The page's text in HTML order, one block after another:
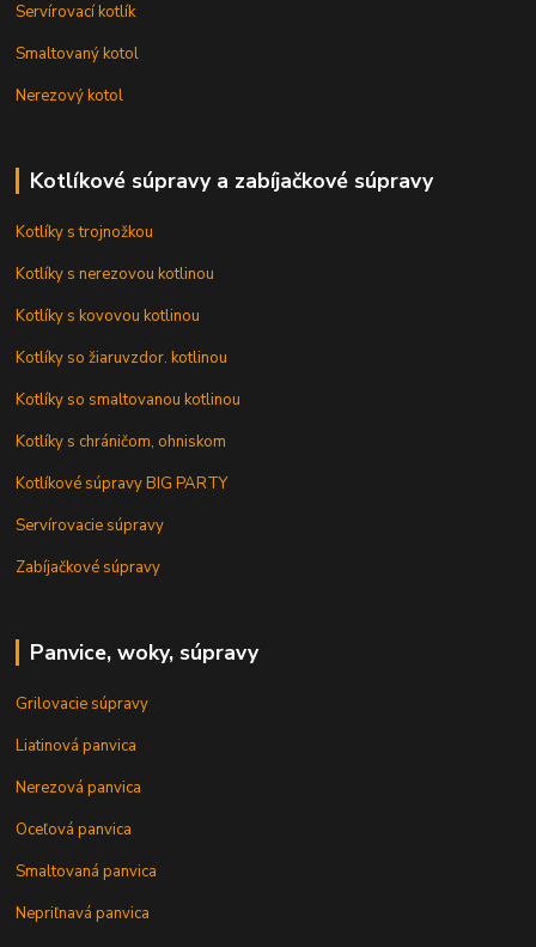
Servírovací kotlík
Smaltovaný kotol
Nerezový kotol
Kotlíkové súpravy a zabíjačkové súpravy
Kotlíky s trojnožkou
Kotlíky s nerezovou kotlinou
Kotlíky s kovovou kotlinou
Kotlíky so žiaruvzdor. kotlinou
Kotlíky so smaltovanou kotlinou
Kotlíky s chráničom, ohniskom
Kotlíkové súpravy BIG PARTY
Servírovacie súpravy
Zabíjačkové súpravy
Panvice, woky, súpravy
Grilovacie súpravy
Liatinová panvica
Nerezová panvica
Oceľová panvica
Smaltovaná panvica
Nepriľnavá panvica